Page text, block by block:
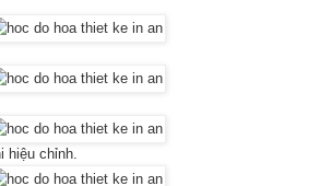
hiệu chỉnh.